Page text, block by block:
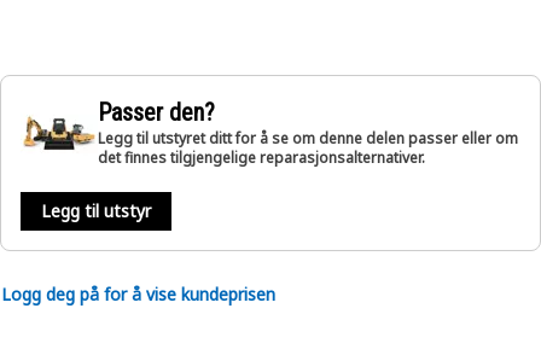
Passer den?
Legg til utstyret ditt for å se om denne delen passer eller om
det finnes tilgjengelige reparasjonsalternativer.
Legg til utstyr
Logg deg på for å vise kundeprisen